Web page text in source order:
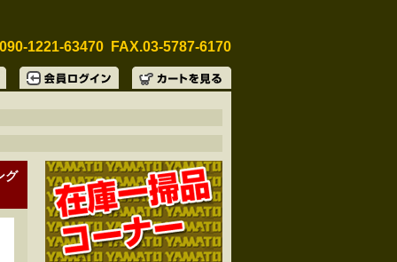
1221-63470 FAX.03-5787-6170
グ